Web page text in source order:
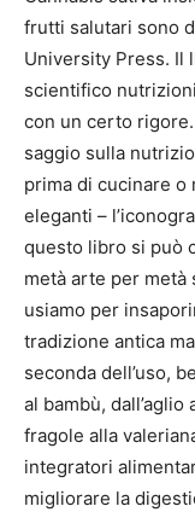
frutti salutari sono
University Press. Il
scientifico
con un certo
saggio sulla
prima di cucinare o
eleganti –
questo libro si può
metà arte per metà
usiamo per
tradizione antica
seconda dell’uso,
al bambù,
fragole alla
integratori
migliorare la